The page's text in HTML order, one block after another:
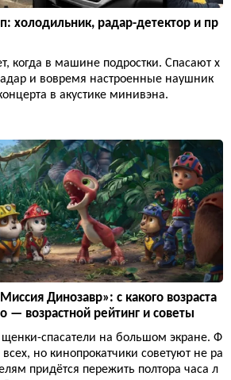
холодильник, радар-детектор и пр
когда в машине подростки. Спасают х
и вовремя настроенные наушник
в акустике минивэна.
Динозавр»: с какого возраста
— возрастной рейтинг и советы
спасатели на большом экране. Ф
но кинопрокатчики советуют не ра
придётся пережить полтора часа л